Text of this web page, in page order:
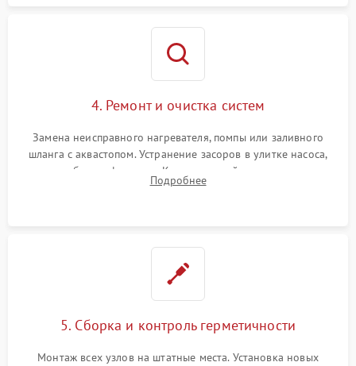
4. Ремонт и очистка систем
Замена неисправного нагревателя, помпы или заливного
шланга с аквастопом. Устранение засоров в улитке насоса,
патрубках и фильтрах. Компонентный ремонт платы
управления, восстановление поврежденной проводки.
Подробнее
5. Сборка и контроль герметичности
Монтаж всех узлов на штатные места. Установка новых